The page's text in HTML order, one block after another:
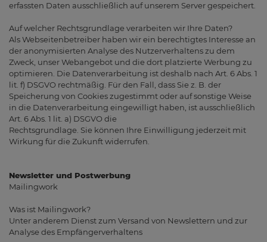
erfassten Daten ausschließlich auf unserem Server gespeichert.
Auf welcher Rechtsgrundlage verarbeiten wir Ihre Daten?
Als Webseitenbetreiber haben wir ein berechtigtes Interesse an
der anonymisierten Analyse des Nutzerverhaltens zu dem
Zweck, unser Webangebot und die dort platzierte Werbung zu
optimieren. Die Datenverarbeitung ist deshalb nach Art. 6 Abs. 1
lit. f) DSGVO rechtmäßig. Für den Fall, dass Sie z. B. der
Speicherung von Cookies zugestimmt oder auf sonstige Weise
in die Datenverarbeitung eingewilligt haben, ist ausschließlich
Art. 6 Abs. 1 lit. a) DSGVO die
Rechtsgrundlage. Sie können Ihre Einwilligung jederzeit mit
Wirkung für die Zukunft widerrufen.
Newsletter und Postwerbung
Mailingwork
Was ist Mailingwork?
Unter anderem Dienst zum Versand von Newslettern und zur
Analyse des Empfängerverhaltens